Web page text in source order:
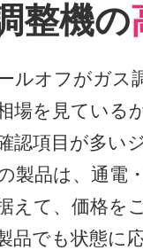
整機の
ルオフがガス
場を見ている
認項目が多い
製品は、通電
えて、価格を
品でも状態に